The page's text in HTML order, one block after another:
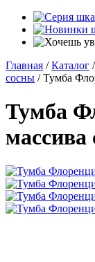
Главная / Каталог /
сосны / Тумба
Тумба
массива